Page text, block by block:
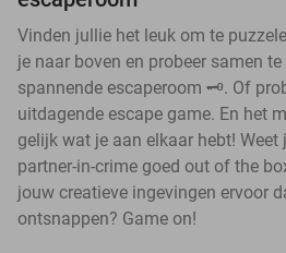
Vinden jullie het leuk om te
je naar boven en probeer samen
spannende escaperoom 🗝️. Of
uitdagende escape game. En het
gelijk wat je aan elkaar hebt!
partner-in-crime goed out of the
jouw creatieve ingevingen ervoor
ontsnappen? Game on!